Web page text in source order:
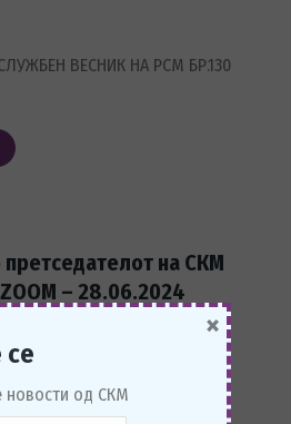
ВЕСНИК НА РСМ БР.130
претседателот на СКМ
– 28.06.2024
и раководството
на Македонија, преку
се
новости од СКМ
×